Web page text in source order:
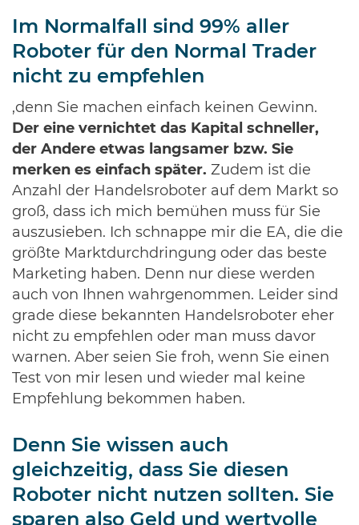
Im Normalfall sind 99% aller
Roboter für den Normal Trader
nicht zu empfehlen
,denn Sie machen einfach keinen Gewinn.
Der eine vernichtet das Kapital schneller,
der Andere etwas langsamer bzw. Sie
merken es einfach später. Zudem ist die
Anzahl der Handelsroboter auf dem Markt so
groß, dass ich mich bemühen muss für Sie
auszusieben. Ich schnappe mir die EA, die die
größte Marktdurchdringung oder das beste
Marketing haben. Denn nur diese werden
auch von Ihnen wahrgenommen. Leider sind
grade diese bekannten Handelsroboter eher
nicht zu empfehlen oder man muss davor
warnen. Aber seien Sie froh, wenn Sie einen
Test von mir lesen und wieder mal keine
Empfehlung bekommen haben.
Denn Sie wissen auch
gleichzeitig, dass Sie diesen
Roboter nicht nutzen sollten. Sie
sparen also Geld und wertvolle